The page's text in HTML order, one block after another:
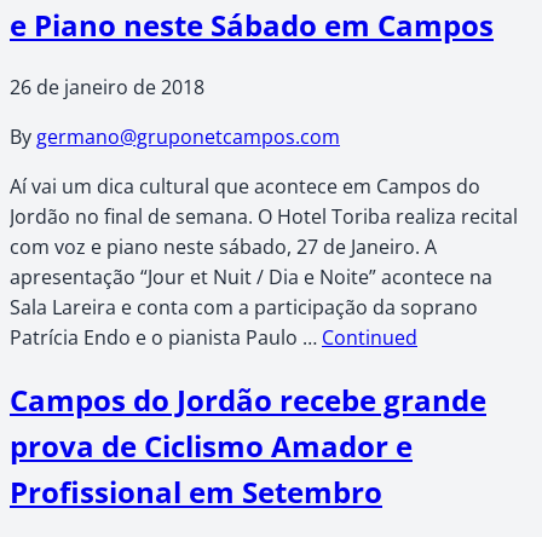
e Piano neste Sábado em Campos
26 de janeiro de 2018
By germano@gruponetcampos.com
Aí vai um dica cultural que acontece em Campos do
Jordão no final de semana. O Hotel Toriba realiza recital
com voz e piano neste sábado, 27 de Janeiro. A
apresentação “Jour et Nuit / Dia e Noite” acontece na
Sala Lareira e conta com a participação da soprano
Patrícia Endo e o pianista Paulo … Continued
Campos do Jordão recebe grande
prova de Ciclismo Amador e
Profissional em Setembro